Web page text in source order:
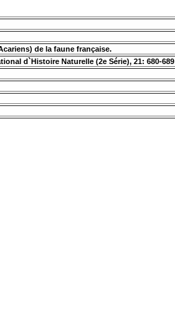
de la faune française.
d`Histoire Naturelle (2e Série), 21: 680-689